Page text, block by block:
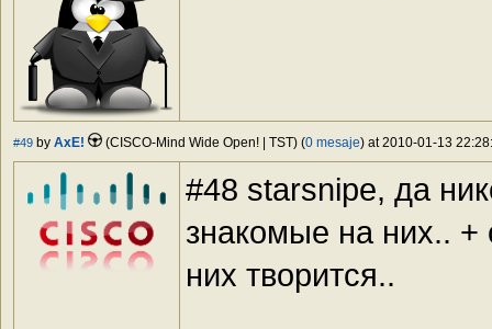
#49 by AxE! (CISCO-Mind Wide Open! | TST) (0 mesaje) at 2010-01-13
#48 starsnipe, да
знакомые на них.. +
них творится..